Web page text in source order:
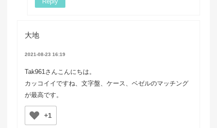
大地
2021-08-23 16:19
Tak961さんこんにちは。
カッコイイですね、文字盤、ケース、ベゼルのマッチング
が最高です。
+1